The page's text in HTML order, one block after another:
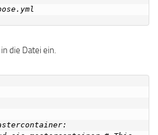
die Datei ein.